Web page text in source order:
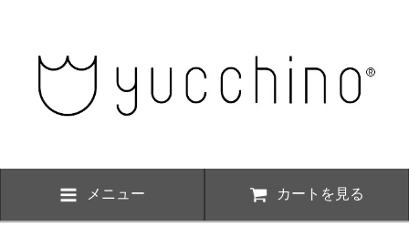
メニュー カートを見る